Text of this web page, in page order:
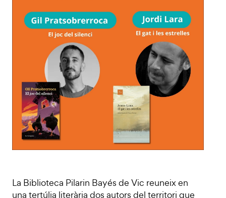
La Biblioteca Pilarin Bayés de Vic reuneix en
una tertúlia literària dos autors del territori que